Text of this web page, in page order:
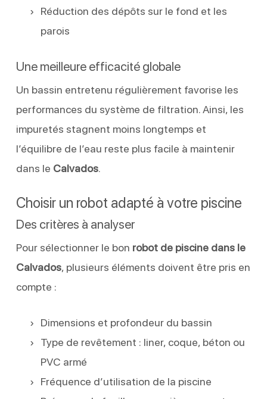
Réduction des dépôts sur le fond et les
parois
Une meilleure efficacité globale
Un bassin entretenu régulièrement favorise les
performances du système de filtration. Ainsi, les
impuretés stagnent moins longtemps et
l’équilibre de l’eau reste plus facile à maintenir
dans le Calvados.
Choisir un robot adapté à votre piscine
Des critères à analyser
Pour sélectionner le bon robot de piscine dans le
Calvados, plusieurs éléments doivent être pris en
compte :
Dimensions et profondeur du bassin
Type de revêtement : liner, coque, béton ou
PVC armé
Fréquence d’utilisation de la piscine